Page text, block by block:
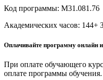
и
Код программы: М31.081.76
Академических часов: 144+
Оплачивайте программу онлайн
При оплате обучающего
оплате программы обучения.